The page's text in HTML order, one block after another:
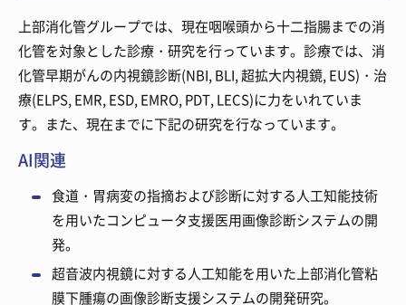
上部消化管グループでは、現在咽喉頭から十二指腸までの消
化管を対象とした診療・研究を行っています。診療では、消
化管早期がんの内視鏡診断(NBI, BLI, 超拡大内視鏡, EUS)・治
療(ELPS, EMR, ESD, EMRO, PDT, LECS)に力をいれていま
す。また、現在までに下記の研究を行なっています。
AI関連
食道・胃病変の指摘および診断に対する人工知能技術
を用いたコンピュータ支援医用画像診断システムの開
発。
超音波内視鏡に対する人工知能を用いた上部消化管粘
膜下腫瘍の画像診断支援システムの開発研究。